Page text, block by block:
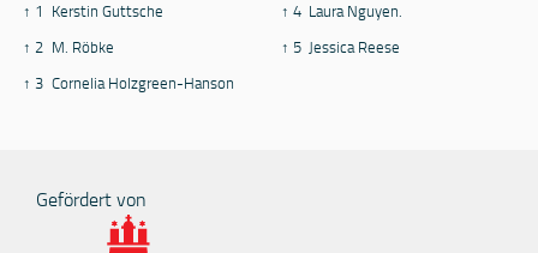
↑ 1
Kerstin Guttsche
↑ 2 M. Röbke
↑ 3 Cornelia Holzgreen-Hanson
↑ 4 Laura Nguyen.
↑ 5 Jessica Reese
Gefördert von